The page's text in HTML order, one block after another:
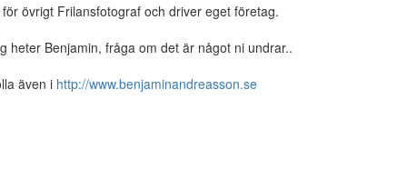
övrigt Frilansfotograf och driver eget företag.
heter Benjamin, fråga om det är något ni undrar..
även i http://www.benjaminandreasson.se